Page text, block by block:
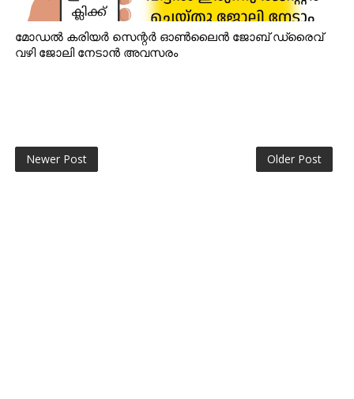
മോഡൽ കരിയർ സെന്റർ ഓൺലൈൻ ജോബ് ഡ്രൈവ്
വഴി ജോലി നേടാൻ അവസരം
Newer Post Older Post